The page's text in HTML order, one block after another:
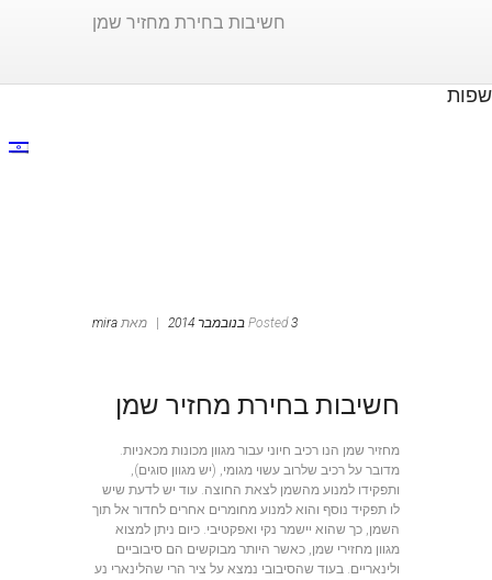
חשיבות בחירת מחזיר שמן
שפות
Posted3 בנובמבר 2014 מאת mira
חשיבות בחירת מחזיר שמן
מחזיר שמן הנו רכיב חיוני עבור מגוון מכונות מכאניות.
מדובר על רכיב שלרוב עשוי מגומי, (יש מגוון סוגים),
ותפקידו למנוע מהשמן לצאת החוצה. עוד יש לדעת שיש
לו תפקיד נוסף והוא למנוע מחומרים אחרים לחדור אל תוך
השמן, כך שהוא יישמר נקי ואפקטיבי. כיום ניתן למצוא
מגוון מחזירי שמן, כאשר היותר מבוקשים הם סיבוביים
ולינאריים. בעוד שהסיבובי נמצא על ציר הרי שהלינארי נע